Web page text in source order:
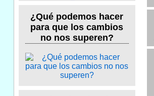
¿Qué podemos hacer
para que los cambios
no nos superen?